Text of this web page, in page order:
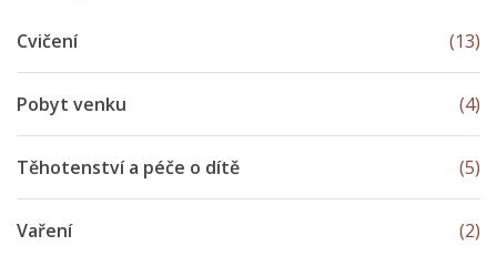
Cvičení (13)
Pobyt venku (4)
Těhotenství a péče o dítě (5)
Vaření (2)